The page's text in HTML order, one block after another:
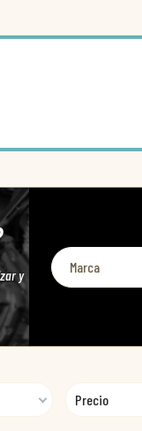
y
Precio